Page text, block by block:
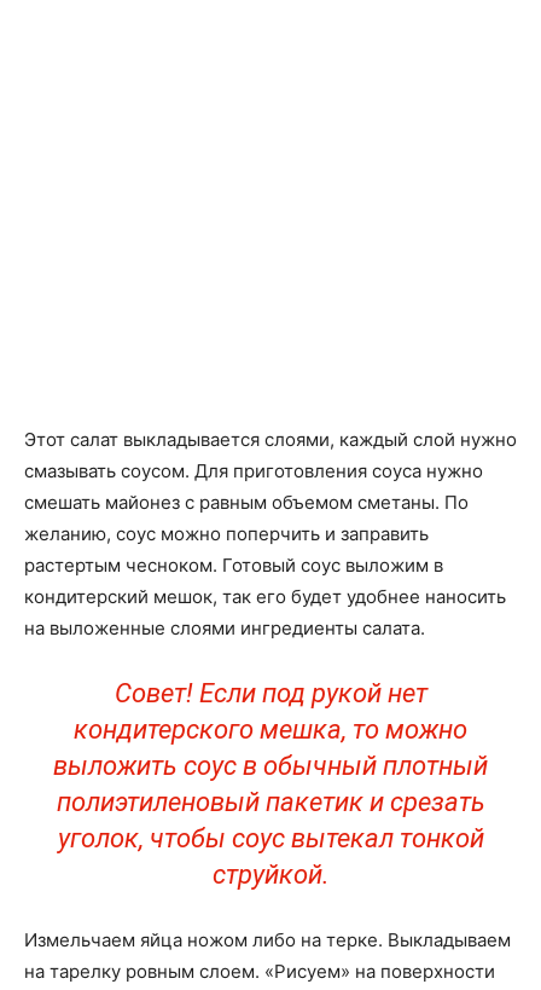
Этот салат выкладывается слоями, каждый слой нужно
смазывать соусом. Для приготовления соуса нужно
смешать майонез с равным объемом сметаны. По
желанию, соус можно поперчить и заправить
растертым чесноком. Готовый соус выложим в
кондитерский мешок, так его будет удобнее наносить
на выложенные слоями ингредиенты салата.
Совет! Если под рукой нет
кондитерского мешка, то можно
выложить соус в обычный плотный
полиэтиленовый пакетик и срезать
уголок, чтобы соус вытекал тонкой
струйкой.
Измельчаем яйца ножом либо на терке. Выкладываем
на тарелку ровным слоем. «Рисуем» на поверхности